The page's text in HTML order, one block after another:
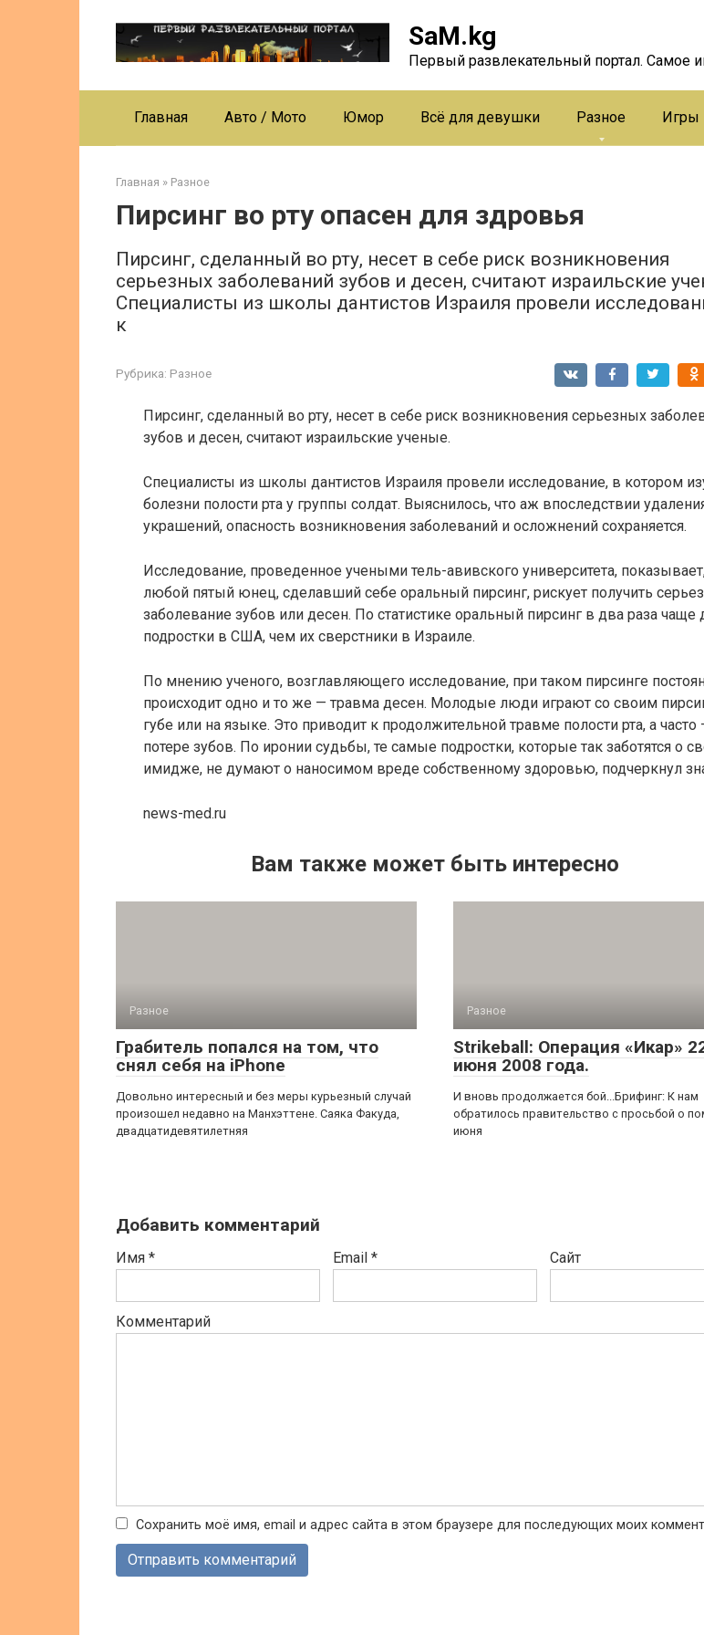
SaM.kg
Первый развлекательный портал. Самое
Главная Авто / Мото Юмор Всё для девушки Разное Игры
Главная » Разное
Пирсинг во рту опасен для здровья
Пирсинг, сделанный во рту, несет в себе риск возникновения
серьезных заболеваний зубов и десен, считают израильские
Специалисты из школы дантистов Израиля провели
к
Рубрика: Разное
Пирсинг, сделанный во рту, несет в себе риск возникновения серьезных
зубов и десен, считают израильские ученые.
Специалисты из школы дантистов Израиля провели исследование, в котором
болезни полости рта у группы солдат. Выяснилось, что аж впоследствии
украшений, опасность возникновения заболеваний и осложнений сохраняется.
Исследование, проведенное учеными тель-авивского университета,
любой пятый юнец, сделавший себе оральный пирсинг, рискует получить
заболевание зубов или десен. По статистике оральный пирсинг в два раза чаще
подростки в США, чем их сверстники в Израиле.
По мнению ученого, возглавляющего исследование, при таком пирсинге
происходит одно и то же — травма десен. Молодые люди играют со своим
губе или на языке. Это приводит к продолжительной травме полости рта, а часто
потере зубов. По иронии судьбы, те самые подростки, которые так заботятся о
имидже, не думают о наносимом вреде собственному здоровью, подчеркнул
news-med.ru
Вам также может быть интересно
Разное
Грабитель попался на том, что
снял себя на iPhone
Довольно интересный и без меры курьезный случай
произошел недавно на Манхэттене. Саяка Факуда,
двадцатидевятилетняя
Разное
Strikeball: Операция «Икар»
июня 2008 года.
И вновь продолжается бой...Брифинг: К нам
обратилось правительство с просьбой о
июня
Добавить комментарий
Имя * Email * Сайт
Комментарий
Сохранить моё имя, email и адрес сайта в этом браузере для последующих моих